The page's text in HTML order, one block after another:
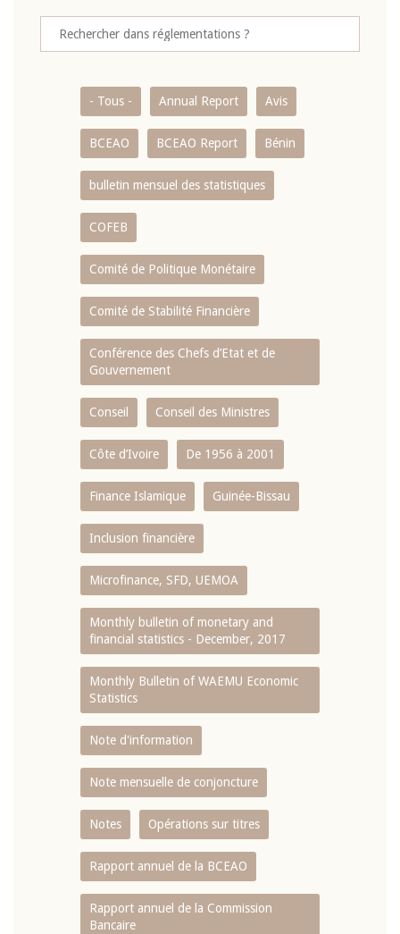
- Tous - Annual Report Avis
BCEAO BCEAO Report Bénin
bulletin mensuel des statistiques
COFEB
Comité de Politique Monétaire
Comité de Stabilité Financière
Conférence des Chefs d’Etat et de
Gouvernement
Conseil Conseil des Ministres
Côte d’Ivoire De 1956 à 2001
Finance Islamique Guinée-Bissau
Inclusion financière
Microfinance, SFD, UEMOA
Monthly bulletin of monetary and
financial statistics - December, 2017
Monthly Bulletin of WAEMU Economic
Statistics
Note d'information
Note mensuelle de conjoncture
Notes Opérations sur titres
Rapport annuel de la BCEAO
Rapport annuel de la Commission
Bancaire